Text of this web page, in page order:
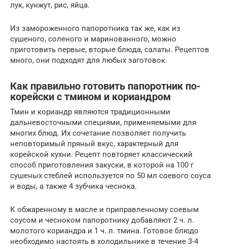
лук, кунжут, рис, яйца.
Из замороженного папоротника так же, как из
сушеного, соленого и маринованного, можно
приготовить первые, вторые блюда, салаты. Рецептов
много, они подходят для любых заготовок.
Как правильно готовить папоротник по-
корейски с тмином и кориандром
Тмин и кориандр являются традиционными
дальневосточными специями, применяемыми для
многих блюд. Их сочетание позволяет получить
неповторимый пряный вкус, характерный для
корейской кухни. Рецепт повторяет классический
способ приготовления закуски, в которой на 100 г
сушеных стеблей используется по 50 мл соевого соуса
и воды, а также 4 зубчика чеснока.
К обжаренному в масле и приправленному соевым
соусом и чесноком папоротнику добавляют 2 ч. л.
молотого кориандра и 1 ч. л. тмина. Готовое блюдо
необходимо настоять в холодильнике в течение 3-4